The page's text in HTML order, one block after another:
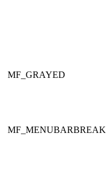
MF_GRAYED
MF_MENUBARBREAK